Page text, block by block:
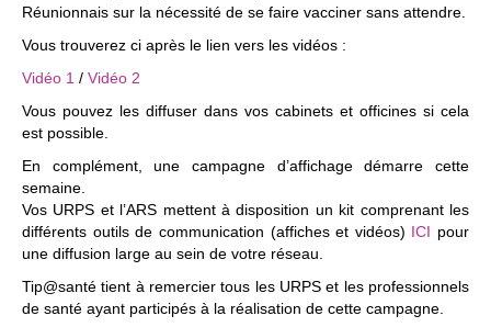
Réunionnais sur la nécessité de se faire vacciner sans attendre.
Vous trouverez ci après le lien vers les vidéos :
Vidéo 1 / Vidéo 2
Vous pouvez les diffuser dans vos cabinets et officines si cela
est possible.
En complément, une campagne d’affichage démarre cette
semaine.
Vos URPS et l’ARS mettent à disposition un kit comprenant les
différents outils de communication (affiches et vidéos) ICI pour
une diffusion large au sein de votre réseau.
Tip@santé tient à remercier tous les URPS et les professionnels
de santé ayant participés à la réalisation de cette campagne.